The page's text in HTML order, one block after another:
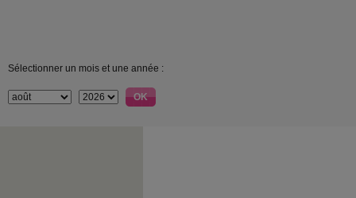
Sélectionner un mois et une année :